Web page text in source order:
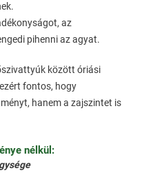
az
pihenni az agyat.
között óriási
fontos, hogy
hanem a zajszintet is
nélkül: